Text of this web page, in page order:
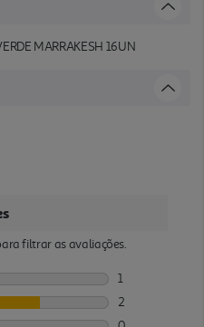
MARRAKESH 16UN